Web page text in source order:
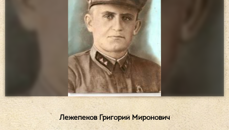
Лежепеков Григорий Миронович